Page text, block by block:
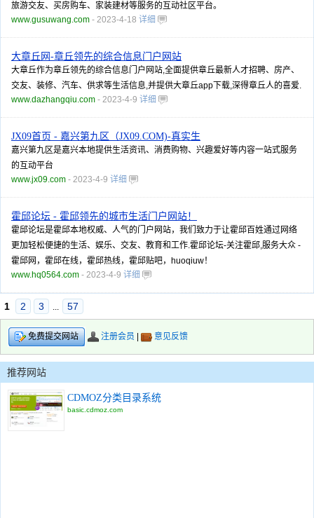
旅游交友、买房购车、家装建材等服务的互动社区平台。
www.gusuwang.com - 2023-4-18 详细
大章丘网-章丘领先的综合信息门户网站
大章丘作为章丘领先的综合信息门户网站,全面提供章丘最新人才招聘、房产、
交友、装修、汽车、供求等生活信息,并提供大章丘app下载,深得章丘人的喜爱.
www.dazhangqiu.com - 2023-4-9 详细
JX09首页 - 嘉兴第九区（JX09.COM)-真实生
嘉兴第九区是嘉兴本地提供生活资讯、消费购物、兴趣爱好等内容一站式服务
的互动平台
www.jx09.com - 2023-4-9 详细
霍邱论坛 - 霍邱领先的城市生活门户网站！
霍邱论坛是霍邱本地权威、人气的门户网站，我们致力于让霍邱百姓通过网络
更加轻松便捷的生活、娱乐、交友、教育和工作.霍邱论坛-关注霍邱,服务大众 -
霍邱网，霍邱在线，霍邱热线，霍邱贴吧，huoqiuw！
www.hq0564.com - 2023-4-9 详细
1 2 3 ... 57
免费提交网站 注册会员 意见反馈
推荐网站
CDMOZ分类目录系统
basic.cdmoz.com